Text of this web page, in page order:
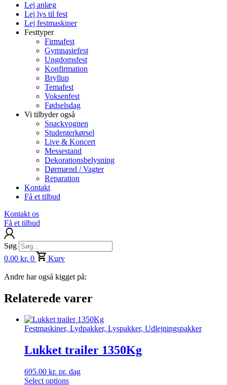
Lej anlæg
Lej lys til fest
Lej festmaskiner
Festtyper
Firmafest
Gymnasiefest
Ungdomsfest
Konfirmation
Bryllup
Temafest
Voksenfest
Fødselsdag
Vi tilbyder også
Snackvognen
Studenterkørsel
Live & Koncert
Messestand
Dekorationsbelysning
Dørmænd / Vagter
Reparation
Kontakt
Få et tilbud
Kontakt os
Få et tilbud
Søg
0.00 kr. 0 Kurv
Andre har også kigget på:
Relaterede varer
Festmaskiner, Lydpakker, Lyspakker, Udlejningspakker
Lukket trailer 1350Kg
695.00 kr. pr. dag
Select options